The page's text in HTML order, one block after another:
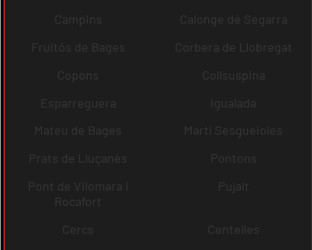
Campins
Calonge de Segarra
Fruitós de Bages
Corbera de Llobregat
Copons
Collsuspina
Esparreguera
Igualada
Mateu de Bages
Martí Sesgueioles
Prats de Lluçanès
Pontons
Pont de Vilomara i
Rocafort
Pujalt
Cercs
Centelles